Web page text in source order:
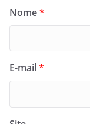
Nome*
E-mail*